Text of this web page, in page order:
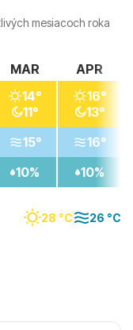
mesiacoch roka
28 °C 26 °C
MAR
14°
11°
15°
10%
APR
16°
13°
16°
10%